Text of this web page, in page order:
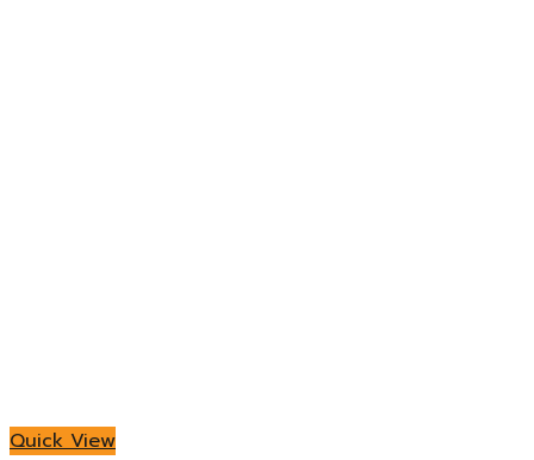
Quick View